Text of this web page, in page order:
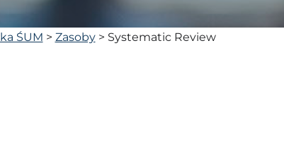
ŚUM > Zasoby> Systematic Review